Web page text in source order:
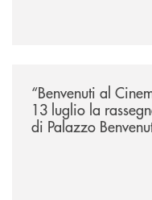
“Benvenuti al
13 luglio la
di Palazzo